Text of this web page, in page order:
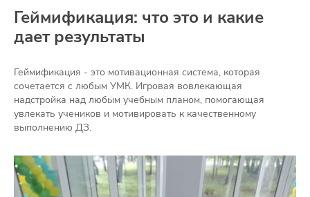
Геймификация: что это и какие
дает результаты
Геймификация - это мотивационная система, которая
сочетается с любым УМК. Игровая вовлекающая
надстройка над любым учебным планом, помогающая
увлекать учеников и мотивировать к качественному
выполнению ДЗ.